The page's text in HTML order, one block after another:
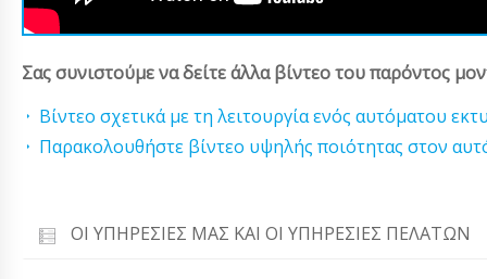
Σας συνιστούμε να δείτε άλλα βίντεο του παρόντος
Βίντεο σχετικά με τη λειτουργία ενός αυτόματου
Παρακολουθήστε βίντεο υψηλής ποιότητας στον
ΟΙ ΥΠΗΡΕΣΊΕΣ ΜΑΣ ΚΑΙ ΟΙ ΥΠΗΡΕΣΊΕΣ ΠΕΛΑΤΏΝ